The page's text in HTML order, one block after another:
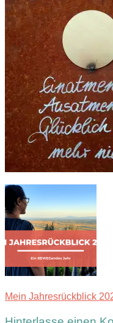
Mein Jahresrückblick